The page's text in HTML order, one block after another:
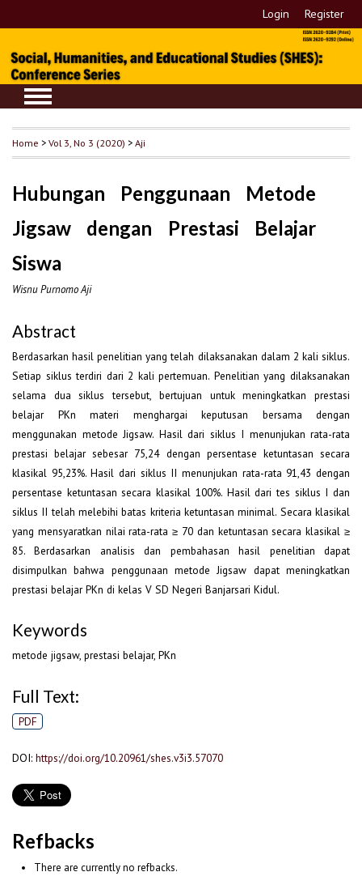
Login Register
Home >Vol 3, No 3 (2020) >Aji
Hubungan Penggunaan Metode
Jigsaw dengan Prestasi Belajar
Siswa
Wisnu Purnomo Aji
Abstract
Berdasarkan hasil penelitian yang telah dilaksanakan dalam 2 kali siklus.
Setiap siklus terdiri dari 2 kali pertemuan. Penelitian yang dilaksanakan
selama dua siklus tersebut, bertujuan untuk meningkatkan prestasi
belajar PKn materi menghargai keputusan bersama dengan
menggunakan metode Jigsaw. Hasil dari siklus I menunjukan rata-rata
prestasi belajar sebesar 75,24 dengan persentase ketuntasan secara
klasikal 95,23%. Hasil dari siklus II menunjukan rata-rata 91,43 dengan
persentase ketuntasan secara klasikal 100%. Hasil dari tes siklus I dan
siklus II telah melebihi batas kriteria ketuntasan minimal. Secara klasikal
yang mensyaratkan nilai rata-rata ≥ 70 dan ketuntasan secara klasikal ≥
85. Berdasarkan analisis dan pembahasan hasil penelitian dapat
disimpulkan bahwa penggunaan metode Jigsaw dapat meningkatkan
prestasi belajar PKn di kelas V SD Negeri Banjarsari Kidul.
Keywords
metode jigsaw, prestasi belajar, PKn
Full Text:
PDF
DOI: https://doi.org/10.20961/shes.v3i3.57070
Refbacks
There are currently no refbacks.